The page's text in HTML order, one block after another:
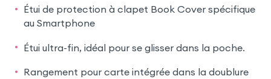
Étui de protection à clapet Book Cover spécifique
au Smartphone
Étui ultra-fin, idéal pour se glisser dans la poche.
Rangement pour carte intégrée dans la doublure